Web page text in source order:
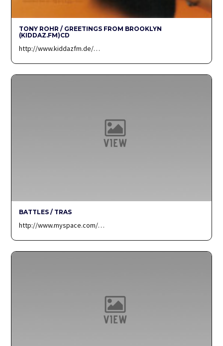
TONY ROHR / GREETINGS FROM BROOKLYN
(KIDDAZ.FM)CD
http://www.kiddazfm.de/…
BATTLES / TRAS
http://www.myspace.com/…